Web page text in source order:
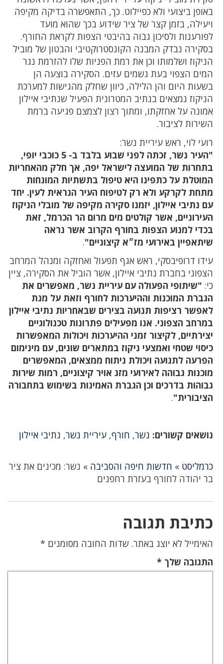
באופן ביצועי ולא כפיילוט. כך, התאפשרה בדיקה מקיפה
ויעילה, בזמן קצר של ציר שידוע בכך שהוא מועד
לפורענות ולסיכון גבוה בהיבטי הצפות לקראת החורף.
בסקירה נבדק המבנה הקונסטרוקטיבי והבטון של מוביל
הניקוז ושלמותו וכן את רמת הפניות שלו להזרמת נגר
המים הצפוי בעת גשמים עזים. הסקירה בוצעה הן
בשעות היום והן הלילה, כיוון שחלק מהגישות למערכת
הניקוז נמצאים בנתיב המטרונית הפעיל שנתיבי איילון
אמונה על אחזקתו, ומתוך רצון לצמצם פגיעה ברמת
השירות לציבור.
רועי לוי, ראש עיריית נשר:
"העיר נשר, זכתה לפני שבוע בלבד ב- 5 כוכבי יופי,
בתחרות של המועצה לישראל יפה, אך חלק מהאחריות
המוטלת על כתפינו היא טיפול בתשתיות המונחות
מתחת לקרקע ולא רק לטיפוח העיר הנראית לעין. יחד
עם נתיבי איילון, יזמנו סקירה מקיפה של מובלי הניקוז
העירוניים, אשר קולטים מים מרום הר הכרמל, זאת
בכדי למנוע הצפות בחורף הקרוב אשר נראה
שיתאפיין באירועי מז״א קיצוניים".
עידו דרופיבסקי, ראש אגף תפעול ואחזקה ומנהל המרחב
הצפוני בחברת נתיבי איילון, אשר הוביל את הסקירה, ציין
כי: "שיתופי הפעולה עם עיריית נשר, מאפשרים את
הגברת המוכנות וההיערכות לחורף וזאת על מנת
לאפשר רציפות תנועה בצירים שבאחריות נתיבי איילון
במרחב הצפוני. אנו מפעילים פתרונות טכנולוגיים
יצירתיים, לקיצור זמני ההיערכות ויכולות המאפשרות
כיסוי שטחי ואמצעי ניקוז במתארים שונים, עם מינימום
הפרעה לתנועה ויכולת ניתוח ממצאים, המאפשרים
מוכנות גבוהה לאירועי מזג אויר קיצוניים, רמות שירות
גבוהות בדרכים וכן הגברת האמינות בשימוש בתחבורה
הציבורית".
נושאים קשורים: נשר, חורף, עיריית נשר, נתיבי איילון
כרמליסט » חדשות חיפה והסביבה » נשר: מכינים את ציר
בר יהודה לחורף בעזרת רחפנים
כתיבת תגובה
האימייל לא יוצג באתר. שדות החובה מסומנים *
התגובה שלך *